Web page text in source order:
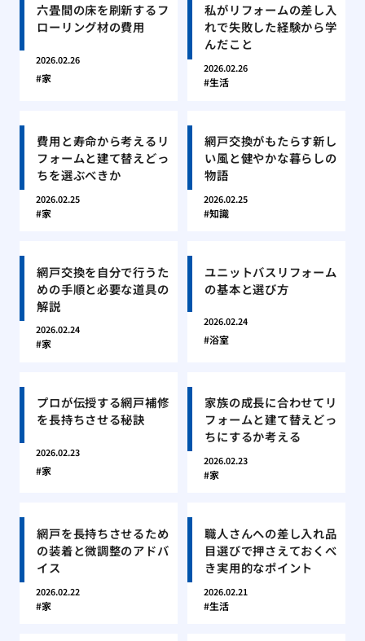
六畳間の床を刷新するフ
ローリング材の費用
2026.02.26
家
私がリフォームの差し入
れで失敗した経験から学
んだこと
2026.02.26
生活
費用と寿命から考えるリ
フォームと建て替えどっ
ちを選ぶべきか
2026.02.25
家
網戸交換がもたらす新し
い風と健やかな暮らしの
物語
2026.02.25
知識
網戸交換を自分で行うた
めの手順と必要な道具の
解説
2026.02.24
家
ユニットバスリフォーム
の基本と選び方
2026.02.24
浴室
プロが伝授する網戸補修
を長持ちさせる秘訣
2026.02.23
家
家族の成長に合わせてリ
フォームと建て替えどっ
ちにするか考える
2026.02.23
家
網戸を長持ちさせるため
の装着と微調整のアドバ
イス
2026.02.22
家
職人さんへの差し入れ品
目選びで押さえておくべ
き実用的なポイント
2026.02.21
生活